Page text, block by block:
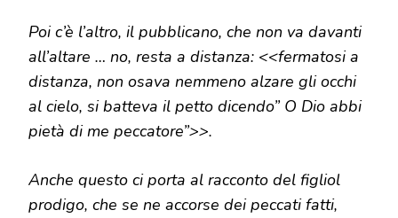
Poi c’è l’altro, il pubblicano, che non va davanti
all’altare … no, resta a distanza: <<fermatosi a
distanza, non osava nemmeno alzare gli occhi
al cielo, si batteva il petto dicendo” O Dio abbi
pietà di me peccatore”>>.
Anche questo ci porta al racconto del figliol
prodigo, che se ne accorse dei peccati fatti,